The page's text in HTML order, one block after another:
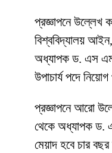
প্রজ্ঞাপনে উল্লেখ
বিশ্ববিদ্যালয়
অধ্যাপক ড. এস এম
উপাচার্য পদে
প্রজ্ঞাপনে আরো
থেকে অধ্যাপক ড.
মেয়াদ হবে চার